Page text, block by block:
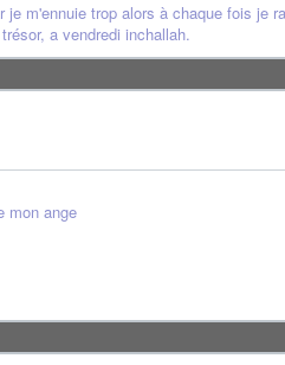
m'ennuie trop alors à chaque fois je
a vendredi inchallah.
mon ange